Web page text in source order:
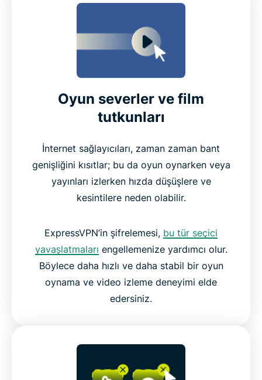
Oyun severler ve film
tutkunları
İnternet sağlayıcıları, zaman zaman bant
genişliğini kısıtlar; bu da oyun oynarken veya
yayınları izlerken hızda düşüşlere ve
kesintilere neden olabilir.
ExpressVPN’in şifrelemesi, bu tür seçici
yavaşlatmaları engellemenize yardımcı olur.
Böylece daha hızlı ve daha stabil bir oyun
oynama ve video izleme deneyimi elde
edersiniz.